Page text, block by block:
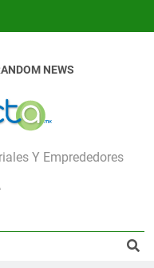
Y Emprededores
NEWS